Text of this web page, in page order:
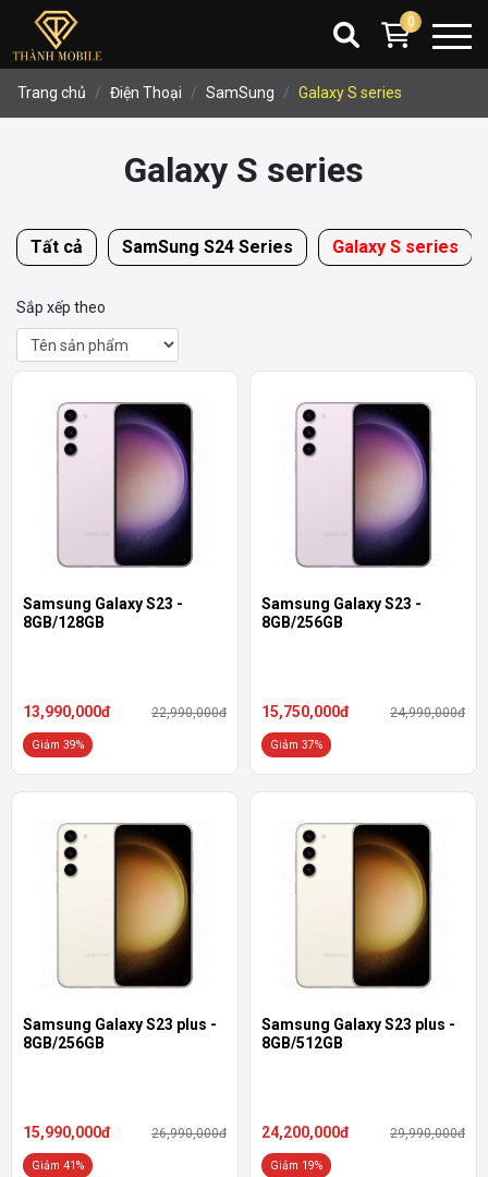
0
Trang chủ Điện Thoại SamSung Galaxy S series
Galaxy S series
Tất cả SamSung S24 Series Galaxy S series
Sắp xếp theo
Samsung Galaxy S23 -
8GB/128GB
13,990,000đ 22,990,000đ
Giảm 39%
Samsung Galaxy S23 -
8GB/256GB
15,750,000đ 24,990,000đ
Giảm 37%
Samsung Galaxy S23 plus -
8GB/256GB
15,990,000đ 26,990,000đ
Giảm 41%
Samsung Galaxy S23 plus -
8GB/512GB
24,200,000đ 29,990,000đ
Giảm 19%